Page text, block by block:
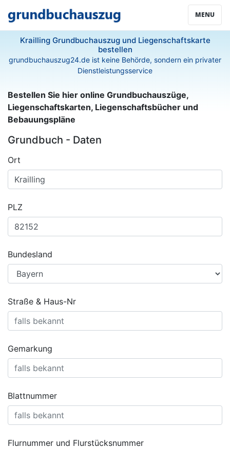
MENU
Krailling Grundbuchauszug und Liegenschaftskarte
bestellen
grundbuchauszug24.de ist keine Behörde, sondern ein privater
Dienstleistungsservice
Bestellen Sie hier online Grundbuchauszüge,
Liegenschaftskarten, Liegenschaftsbücher und
Bebauungspläne
Grundbuch - Daten
Ort
PLZ
Bundesland
Straße & Haus-Nr
Gemarkung
Blattnummer
Flurnummer und Flurstücksnummer